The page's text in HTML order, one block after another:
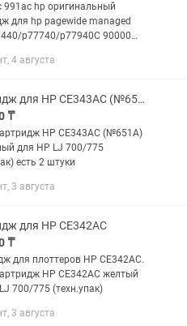
991ac hp оригинальный
для hp pagewide managed
p77740/p77940C 90000
4 августа
Картридж для HP CE343AC (№651A)
₸
HP CE343AC (№651A)
для HP LJ 700/775
есть 2 штуки
3 августа
для HP CE342AC
₸
для плоттеров HP CE342AC.
HP CE342AC желтый
700/775 (техн.упак)
3 августа